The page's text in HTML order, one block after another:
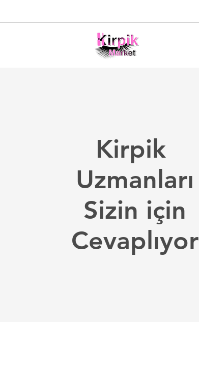
Kirpik
Uzmanları
Sizin için
Cevaplıyor